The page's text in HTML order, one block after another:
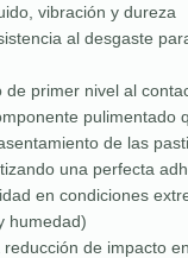
vibración y dureza
al desgaste
de primer nivel al
pulimentado
de las
una perfecta
en condiciones
humedad)
reducción de impacto